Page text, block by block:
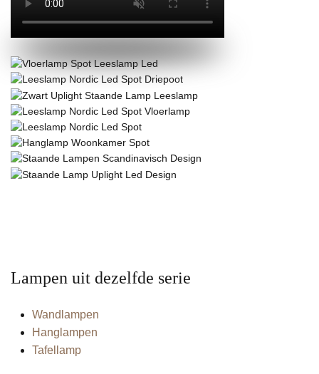
Lampen uit dezelfde serie
Wandlampen
Hanglampen
Tafellamp